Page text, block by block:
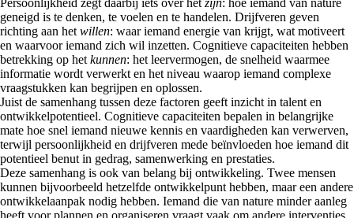
Persoonlijkheid zegt daarbij iets over het zijn: hoe iemand van nature
geneigd is te denken, te voelen en te handelen. Drijfveren geven
richting aan het willen: waar iemand energie van krijgt, wat motiveert
en waarvoor iemand zich wil inzetten. Cognitieve capaciteiten hebben
betrekking op het kunnen: het leervermogen, de snelheid waarmee
informatie wordt verwerkt en het niveau waarop iemand complexe
vraagstukken kan begrijpen en oplossen.
Juist de samenhang tussen deze factoren geeft inzicht in talent en
ontwikkelpotentieel. Cognitieve capaciteiten bepalen in belangrijke
mate hoe snel iemand nieuwe kennis en vaardigheden kan verwerven,
terwijl persoonlijkheid en drijfveren mede beïnvloeden hoe iemand dit
potentieel benut in gedrag, samenwerking en prestaties.
Deze samenhang is ook van belang bij ontwikkeling. Twee mensen
kunnen bijvoorbeeld hetzelfde ontwikkelpunt hebben, maar een andere
ontwikkelaanpak nodig hebben. Iemand die van nature minder aanleg
heeft voor plannen en organiseren vraagt vaak om andere interventies